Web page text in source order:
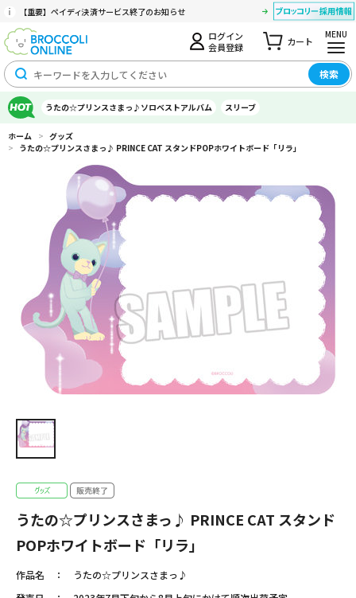
【重要】ペイディ決済サービス終了のお知らせ
ログイン
会員登録
カート
MENU
検索
うたの☆プリンスさまっ♪ソロベストアルバム スリーブ
ホーム > グッズ
> うたの☆プリンスさまっ♪ PRINCE CAT スタンドPOPホワイトボード「リラ」
うたの☆プリンスさまっ♪ PRINCE CAT スタンド
POPホワイトボード「リラ」
作品名
うたの☆プリンスさまっ♪